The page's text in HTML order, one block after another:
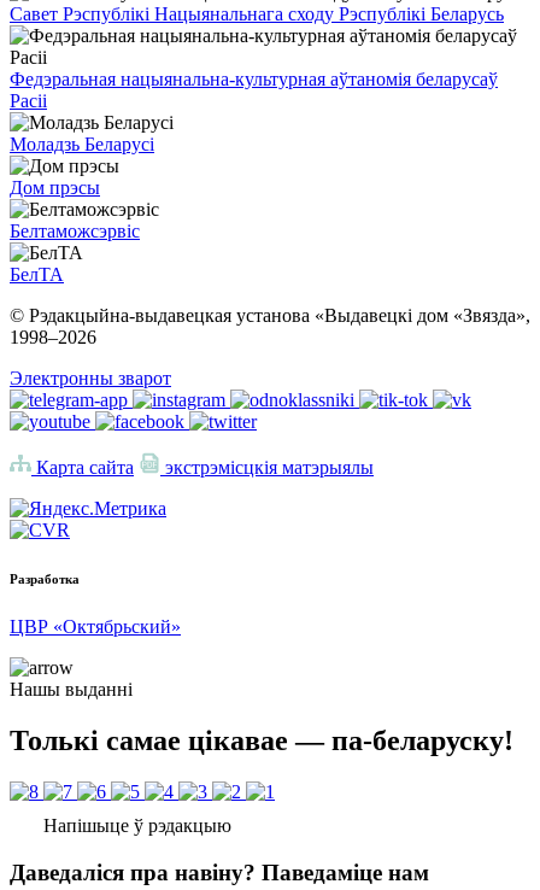
Савет Рэспублікі Нацыянальнага сходу Рэспублікі Беларусь
Федэральная нацыянальна-культурная аўтаномія беларусаў
Расіі
Моладзь Беларусі
Дом прэсы
Белтаможсэрвіс
БелТА
© Рэдакцыйна-выдавецкая установа «Выдавецкі дом «Звязда»,
1998–2026
Электронны зварот
Карта сайта экстрэмісцкія матэрыялы
Разработка
ЦВР «Октябрьский»
Нашы выданні
Толькі самае цікавае — па-беларуску!
Напішыце ў рэдакцыю
Даведаліся пра навіну? Паведаміце нам